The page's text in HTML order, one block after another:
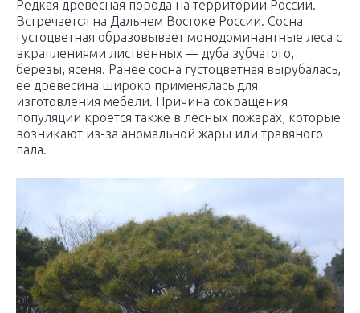
Редкая древесная порода на территории России.
Встречается на Дальнем Востоке России. Сосна
густоцветная образовывает монодоминантные леса с
вкраплениями лиственных — дуба зубчатого,
березы, ясеня. Ранее сосна густоцветная вырубалась,
ее древесина широко применялась для
изготовления мебели. Причина сокращения
популяции кроется также в лесных пожарах, которые
возникают из-за аномальной жары или травяного
пала.